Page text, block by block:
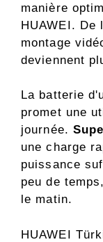
manière
HUAWEI. De
montage
deviennent
La batterie
promet une
journée.
une charge
puissance
peu de
le matin.
HUAWEI